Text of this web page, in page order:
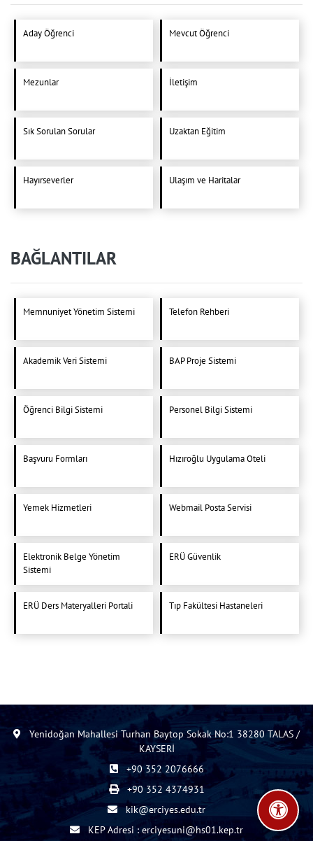
Aday Öğrenci Mevcut Öğrenci
Mezunlar İletişim
Sık Sorulan Sorular Uzaktan Eğitim
Hayırseverler Ulaşım ve Haritalar
BAĞLANTILAR
Memnuniyet Yönetim Sistemi Telefon Rehberi
Akademik Veri Sistemi BAP Proje Sistemi
Öğrenci Bilgi Sistemi Personel Bilgi Sistemi
Başvuru Formları Hızıroğlu Uygulama Oteli
Yemek Hizmetleri Webmail Posta Servisi
Elektronik Belge Yönetim
Sistemi
ERÜ Güvenlik
ERÜ Ders Materyalleri Portali Tıp Fakültesi Hastaneleri
Yenidoğan Mahallesi Turhan Baytop Sokak No:1 38280 TALAS /
KAYSERİ
+90 352 2076666
+90 352 4374931
kik@erciyes.edu.tr
KEP Adresi : erciyesuni@hs01.kep.tr